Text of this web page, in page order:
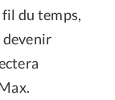
du temps,
devenir